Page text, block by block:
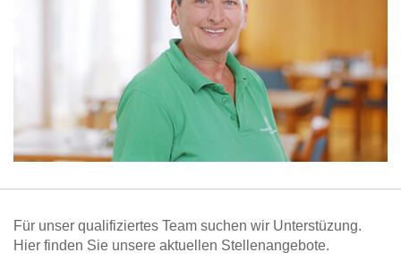
Für unser qualifiziertes Team suchen wir Unterstüzung.
Hier finden Sie unsere aktuellen Stellenangebote.